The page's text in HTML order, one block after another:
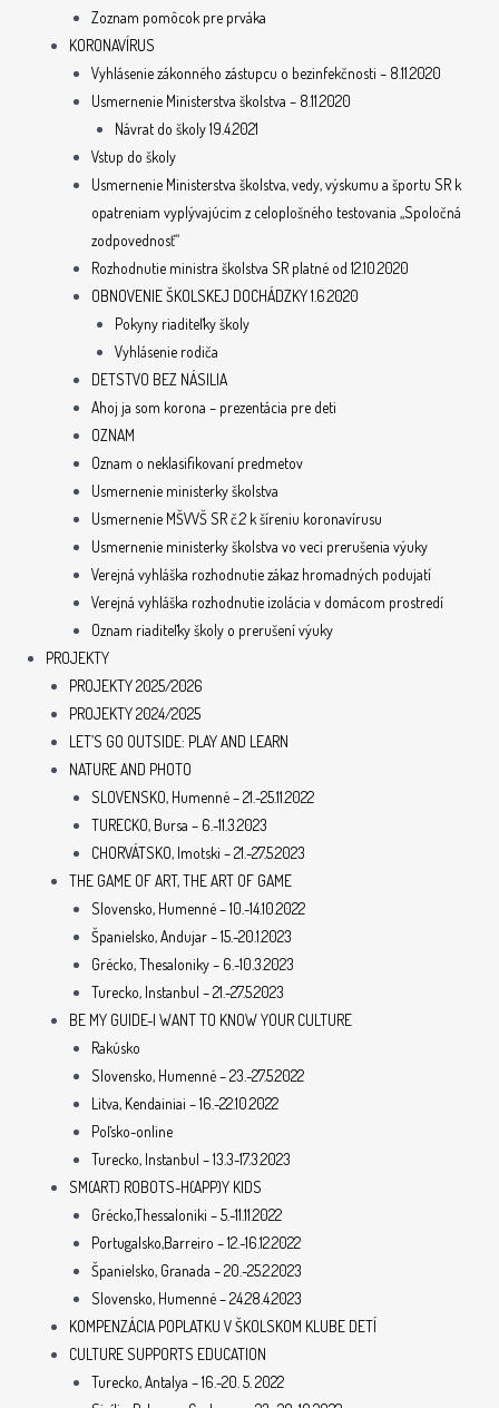
Zoznam pomôcok pre prváka
KORONAVÍRUS
Vyhlásenie zákonného zástupcu o bezinfekčnosti – 8.11.2020
Usmernenie Ministerstva školstva – 8.11.2020
Návrat do školy 19.4.2021
Vstup do školy
Usmernenie Ministerstva školstva, vedy, výskumu a športu SR k
opatreniam vyplývajúcim z celoplošného testovania „Spoločná
zodpovednosť“
Rozhodnutie ministra školstva SR platné od 12.10.2020
OBNOVENIE ŠKOLSKEJ DOCHÁDZKY 1.6.2020
Pokyny riaditeľky školy
Vyhlásenie rodiča
DETSTVO BEZ NÁSILIA
Ahoj ja som korona – prezentácia pre deti
OZNAM
Oznam o neklasifikovaní predmetov
Usmernenie ministerky školstva
Usmernenie MŠVVŠ SR č.2 k šíreniu koronavírusu
Usmernenie ministerky školstva vo veci prerušenia výuky
Verejná vyhláška rozhodnutie zákaz hromadných podujatí
Verejná vyhláška rozhodnutie izolácia v domácom prostredí
Oznam riaditeľky školy o prerušení výuky
PROJEKTY
PROJEKTY 2025/2026
PROJEKTY 2024/2025
LET’S GO OUTSIDE: PLAY AND LEARN
NATURE AND PHOTO
SLOVENSKO, Humenné – 21.-25.11.2022
TURECKO, Bursa – 6.-11.3.2023
CHORVÁTSKO, Imotski – 21.-27.5.2023
THE GAME OF ART, THE ART OF GAME
Slovensko, Humenné – 10.-14.10.2022
Španielsko, Andujar – 15.-20.1.2023
Grécko, Thesaloniky – 6.-10.3.2023
Turecko, Instanbul – 21.-27.5.2023
BE MY GUIDE-I WANT TO KNOW YOUR CULTURE
Rakúsko
Slovensko, Humenné – 23.-27.5.2022
Litva, Kendainiai – 16.-22.10.2022
Poľsko-online
Turecko, Instanbul – 13.3-17.3.2023
SM(ART) ROBOTS-H(APP)Y KIDS
Grécko,Thessaloniki – 5.-11.11.2022
Portugalsko,Barreiro – 12.-16.12.2022
Španielsko, Granada – 20.-25.2.2023
Slovensko, Humenné – 24.28.4.2023
KOMPENZÁCIA POPLATKU V ŠKOLSKOM KLUBE DETÍ
CULTURE SUPPORTS EDUCATION
Turecko, Antalya – 16.-20. 5. 2022